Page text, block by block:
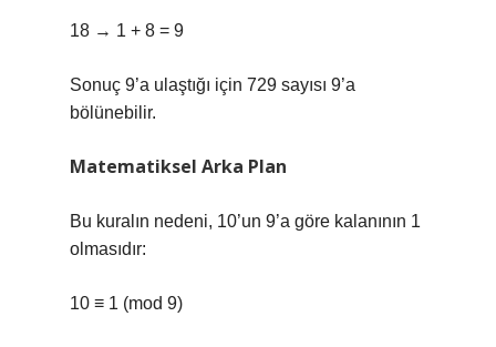
18 → 1 + 8 = 9
Sonuç 9’a ulaştığı için 729 sayısı 9’a
bölünebilir.
Matematiksel Arka Plan
Bu kuralın nedeni, 10’un 9’a göre kalanının 1
olmasıdır:
10 ≡ 1 (mod 9)